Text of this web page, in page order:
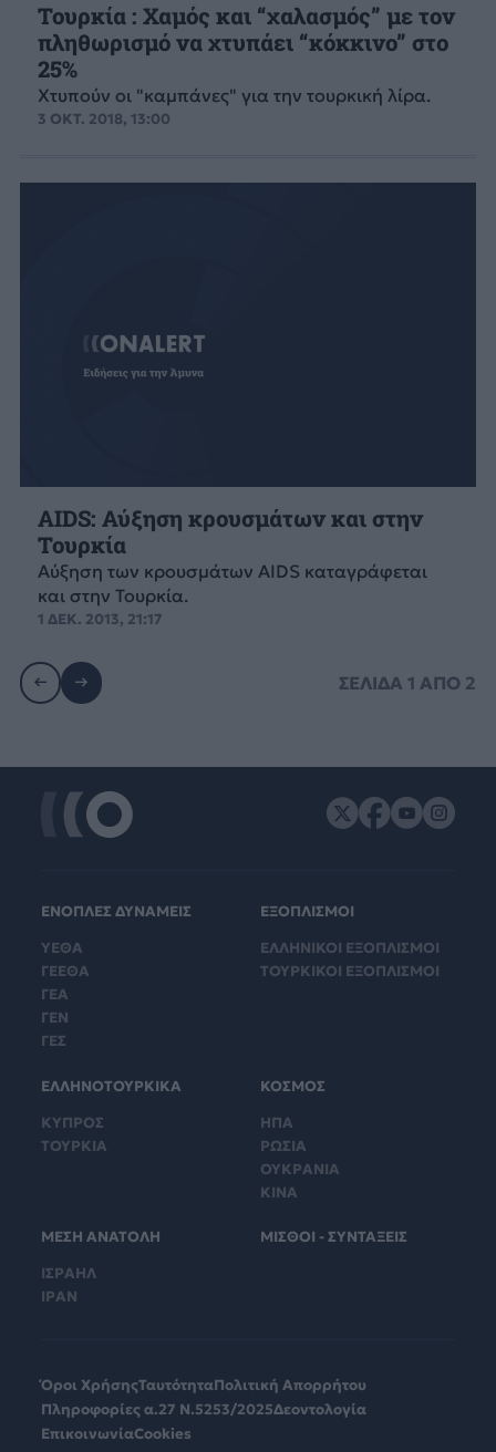
Τουρκία : Χαμός και “χαλασμός” με τον
πληθωρισμό να χτυπάει “κόκκινο” στο
25%
Χτυπούν οι "καμπάνες" για την τουρκική λίρα.
3 ΟΚΤ. 2018, 13:00
AIDS: Αύξηση κρουσμάτων και στην
Τουρκία
Αύξηση των κρουσμάτων AIDS καταγράφεται
και στην Τουρκία.
1 ΔΕΚ. 2013, 21:17
ΣΕΛΙΔΑ1 ΑΠΟ 2
ΕΝΟΠΛΕΣ ΔΥΝΑΜΕΙΣ
ΥΕΘΑ
ΓΕΕΘΑ
ΓΕΑ
ΓΕΝ
ΓΕΣ
ΕΞΟΠΛΙΣΜΟΙ
ΕΛΛΗΝΙΚΟΙ ΕΞΟΠΛΙΣΜΟΙ
ΤΟΥΡΚΙΚΟΙ ΕΞΟΠΛΙΣΜΟΙ
ΕΛΛΗΝΟΤΟΥΡΚΙΚΑ
ΚΥΠΡΟΣ
ΤΟΥΡΚΙΑ
ΚΟΣΜΟΣ
ΗΠΑ
ΡΩΣΙΑ
ΟΥΚΡΑΝΙΑ
ΚΙΝΑ
ΜΕΣΗ ΑΝΑΤΟΛΗ
ΙΣΡΑΗΛ
ΙΡΑΝ
ΜΙΣΘΟΙ - ΣΥΝΤΑΞΕΙΣ
Όροι ΧρήσηςΤαυτότηταΠολιτική Απορρήτου
Πληροφορίες α.27 Ν.5253/2025Δεοντολογία
ΕπικοινωνίαCookies